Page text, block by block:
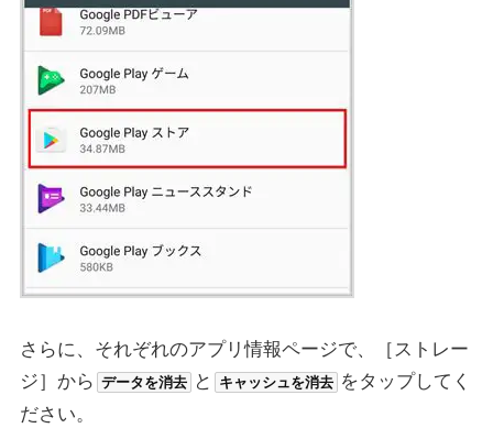
さらに、それぞれのアプリ情報ページで、［ストレー
ジ］から データを消去 と キャッシュを消去 をタップしてく
ださい。